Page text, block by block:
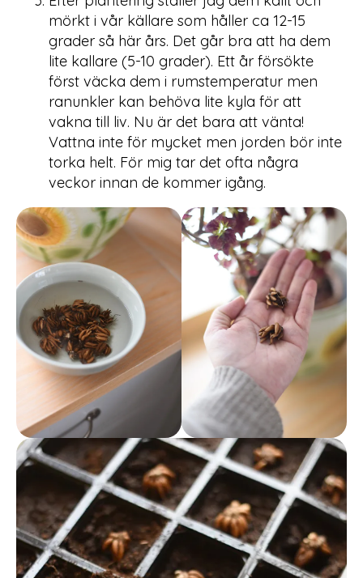
mörkt i vår källare som håller ca 12-15
grader så här års. Det går bra att ha dem
lite kallare (5-10 grader). Ett år försökte
först väcka dem i rumstemperatur men
ranunkler kan behöva lite kyla för att
vakna till liv. Nu är det bara att vänta!
Vattna inte för mycket men jorden bör inte
torka helt. För mig tar det ofta några
veckor innan de kommer igång.